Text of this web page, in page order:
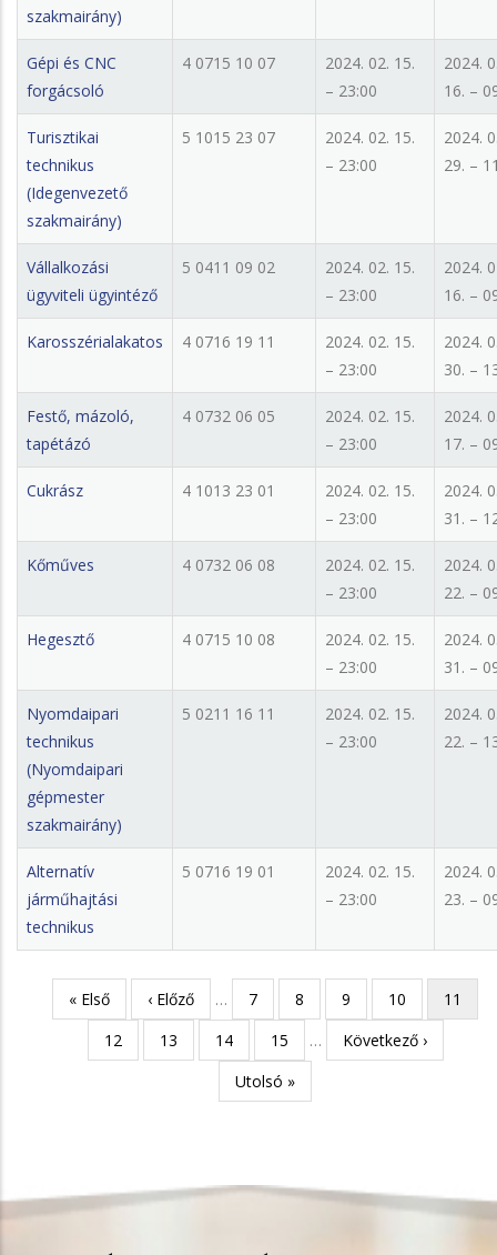
szakmairány)
Gépi és CNC
forgácsoló
4 0715 10 07
2024. 02. 15.
– 23:00
2024.
16. –
Turisztikai
technikus
(Idegenvezető
szakmairány)
5 1015 23 07
2024. 02. 15.
– 23:00
2024.
29. –
Vállalkozási
ügyviteli ügyintéző
5 0411 09 02
2024. 02. 15.
– 23:00
2024.
16. –
Karosszérialakatos 4 0716 19 11
2024. 02. 15.
– 23:00
2024.
30. –
Festő, mázoló,
tapétázó
4 0732 06 05
2024. 02. 15.
– 23:00
2024.
17. –
Cukrász 4 1013 23 01
2024. 02. 15.
– 23:00
2024.
31. –
Kőműves 4 0732 06 08
2024. 02. 15.
– 23:00
2024.
22. –
Hegesztő 4 0715 10 08
2024. 02. 15.
– 23:00
2024.
31. –
Nyomdaipari
technikus
(Nyomdaipari
gépmester
szakmairány)
5 0211 16 11
2024. 02. 15.
– 23:00
2024.
22. –
Alternatív
járműhajtási
technikus
5 0716 19 01
2024. 02. 15.
– 23:00
2024.
23. –
Oldalszámozás
Első
oldal
« Első
Előző
oldal
‹ Előző … Page
7 Page
8 Page
9 Page
10
oldal
11
Page
12 Page
13 Page
14 Page
15 …
Következő
oldal
Következő ›
Utolsó
oldal
Utolsó »